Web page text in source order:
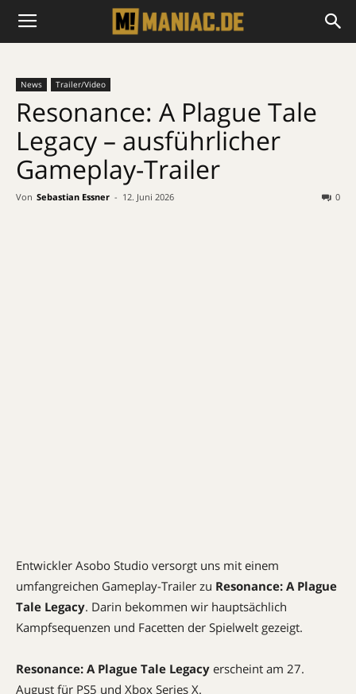
News Trailer/Video
Resonance: A Plague Tale
Legacy – ausführlicher
Gameplay-Trailer
Von Sebastian Essner - 12. Juni 2026 0
Entwickler Asobo Studio versorgt uns mit einem
umfangreichen Gameplay-Trailer zu Resonance: A Plague
Tale Legacy. Darin bekommen wir hauptsächlich
Kampfsequenzen und Facetten der Spielwelt gezeigt.
Resonance: A Plague Tale Legacy erscheint am 27.
August für PS5 und Xbox Series X.